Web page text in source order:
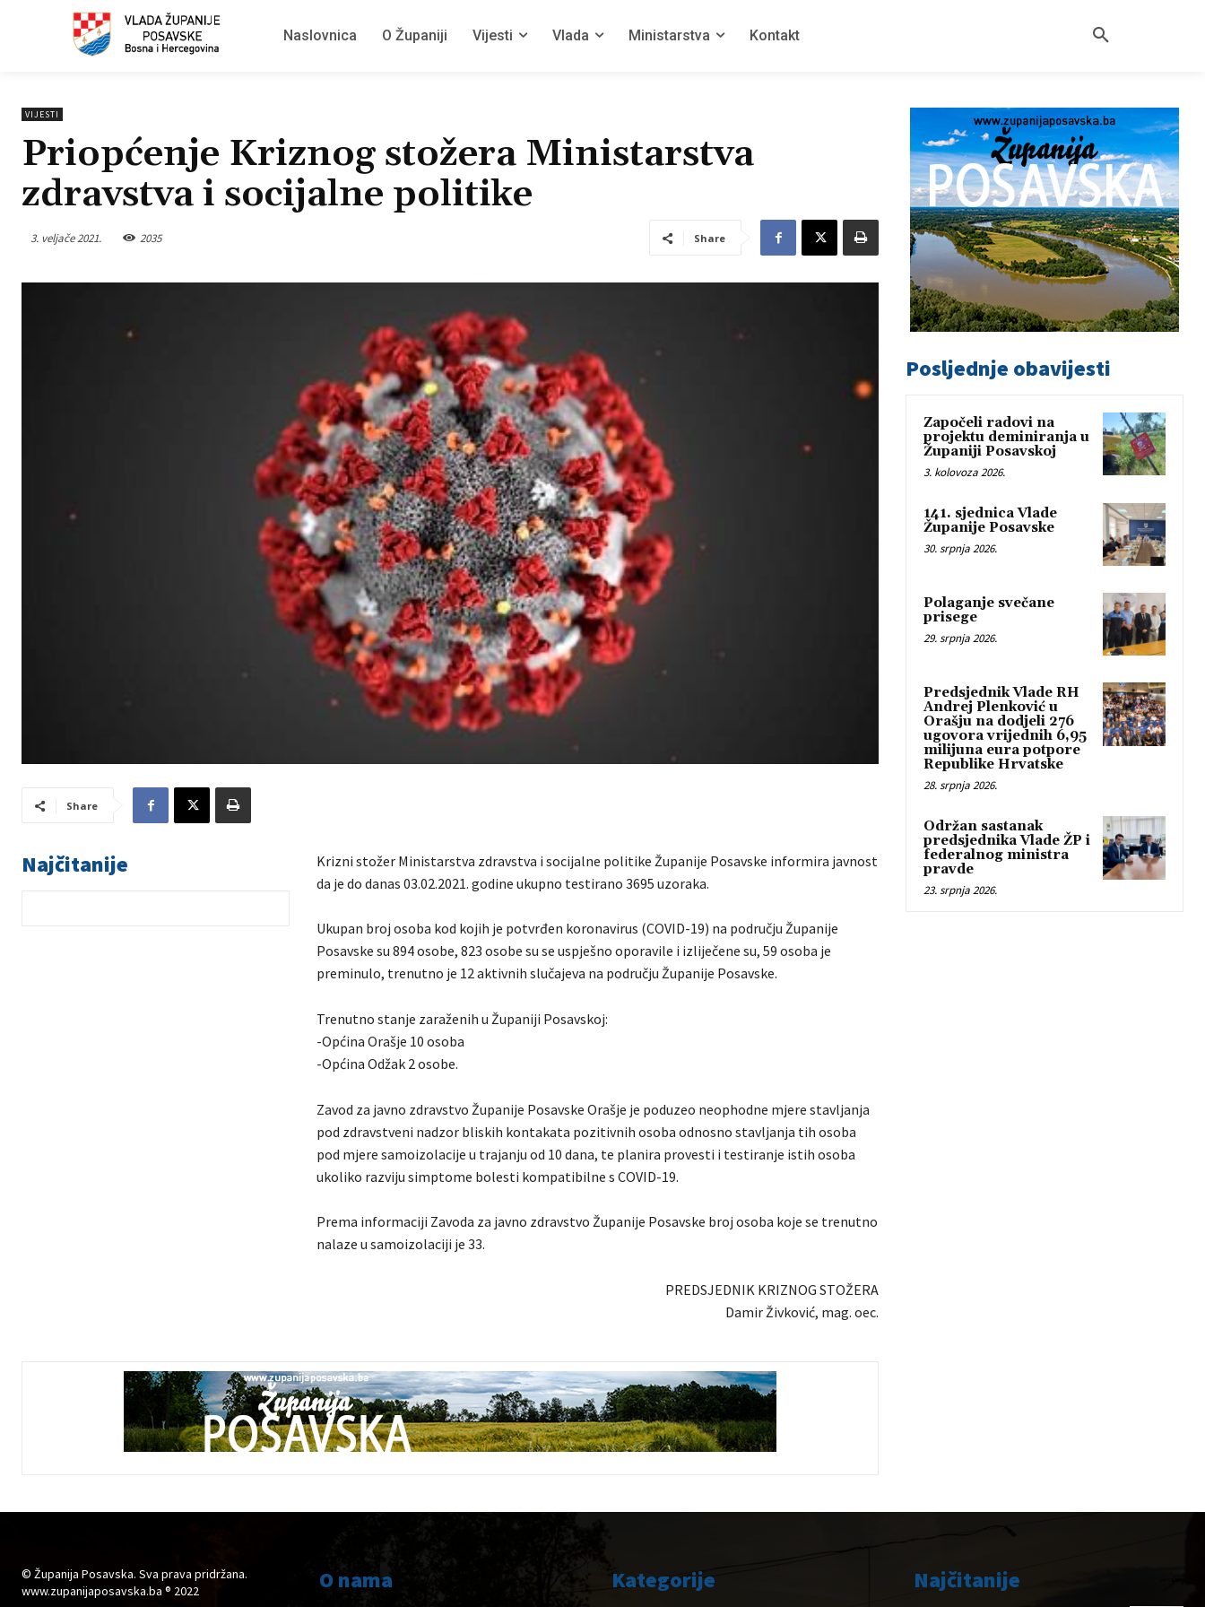
Naslovnica O Županiji Vijesti Vlada Ministarstva Kontakt
VIJESTI
Priopćenje Kriznog stožera Ministarstva
zdravstva i socijalne politike
3. veljače 2021. 2035 Share
Share
Najčitanije
Krizni stožer Ministarstva zdravstva i socijalne politike Županije Posavske informira javnost
da je do danas 03.02.2021. godine ukupno testirano 3695 uzoraka.
Ukupan broj osoba kod kojih je potvrđen koronavirus (COVID-19) na području Županije
Posavske su 894 osobe, 823 osobe su se uspješno oporavile i izliječene su, 59 osoba je
preminulo, trenutno je 12 aktivnih slučajeva na području Županije Posavske.
Trenutno stanje zaraženih u Županiji Posavskoj:
-Općina Orašje 10 osoba
-Općina Odžak 2 osobe.
Zavod za javno zdravstvo Županije Posavske Orašje je poduzeo neophodne mjere stavljanja
pod zdravstveni nadzor bliskih kontakata pozitivnih osoba odnosno stavljanja tih osoba
pod mjere samoizolacije u trajanju od 10 dana, te planira provesti i testiranje istih osoba
ukoliko razviju simptome bolesti kompatibilne s COVID-19.
Prema informaciji Zavoda za javno zdravstvo Županije Posavske broj osoba koje se trenutno
nalaze u samoizolaciji je 33.
PREDSJEDNIK KRIZNOG STOŽERA
Damir Živković, mag. oec.
Posljednje obavijesti
Započeli radovi na
projektu deminiranja u
Županiji Posavskoj
3. kolovoza 2026.
141. sjednica Vlade
Županije Posavske
30. srpnja 2026.
Polaganje svečane
prisege
29. srpnja 2026.
Predsjednik Vlade RH
Andrej Plenković u
Orašju na dodjeli 276
ugovora vrijednih 6,95
milijuna eura potpore
Republike Hrvatske
28. srpnja 2026.
Održan sastanak
predsjednika Vlade ŽP i
federalnog ministra
pravde
23. srpnja 2026.
© Županija Posavska. Sva prava pridržana.
www.zupanijaposavska.ba ® 2022
O nama Kategorije Najčitanije